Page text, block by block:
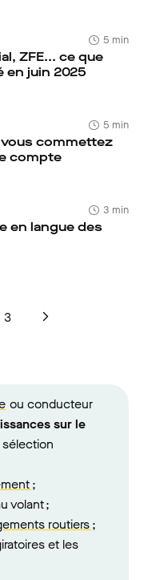
5 min
ZFE... ce que
en juin 2025
5 min
commettez
compte
3 min
en langue des
3
ou conducteur
sur le
;
volant ;
routiers;
et les